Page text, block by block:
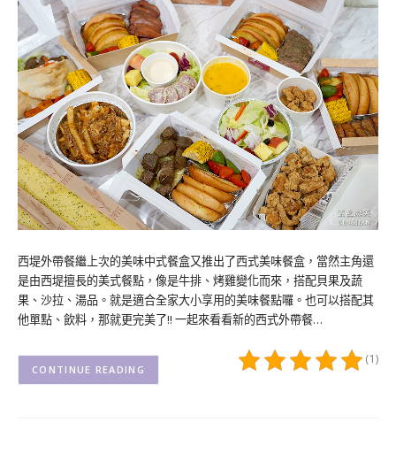
西堤外帶餐繼上次的美味中式餐盒又推出了西式美味餐盒，當然主角還
是由西堤擅長的美式餐點，像是牛排、烤雞變化而來，搭配貝果及蔬
果、沙拉、湯品。就是適合全家大小享用的美味餐點囉。也可以搭配其
他單點、飲料，那就更完美了!! 一起來看看新的西式外帶餐…
(1)
CONTINUE READING